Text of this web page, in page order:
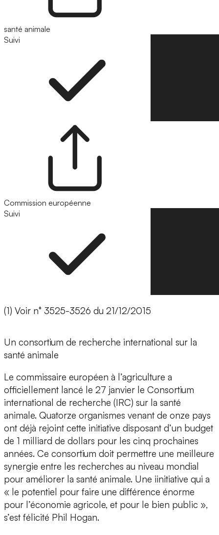
santé animale
Suivi
Commission européenne
Suivi
(1) Voir n° 3525-3526 du 21/12/2015
Un consortium de recherche international sur la
santé animale
Le commissaire européen à l’agriculture a
officiellement lancé le 27 janvier le Consortium
international de recherche (IRC) sur la santé
animale. Quatorze organismes venant de onze pays
ont déjà rejoint cette initiative disposant d’un budget
de 1 milliard de dollars pour les cinq prochaines
années. Ce consortium doit permettre une meilleure
synergie entre les recherches au niveau mondial
pour améliorer la santé animale. Une iinitiative qui a
« le potentiel pour faire une différence énorme
pour l’économie agricole, et pour le bien public »,
s’est félicité Phil Hogan.